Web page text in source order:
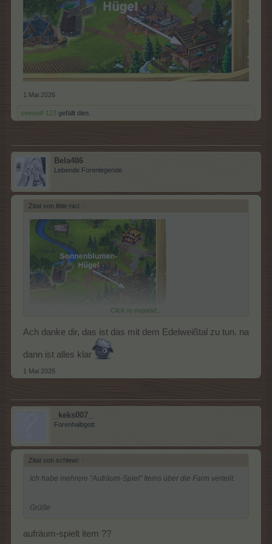
1 Mai 2026
seewolf-123 gefällt dies.
Bela486
Lebende Forenlegende
Zitat von little-nici: ↑
Click to expand...
Ach danke dir, das ist das mit dem Edelweißtal zu tun. na
dann ist alles klar
1 Mai 2026
_keks007_
Forenhalbgott
Zitat von schlewi: ↑
Ich habe mehrere "Aufräum-Spiel" Items über die Farm verteilt.
Grüße
aufräum-spielt item ??